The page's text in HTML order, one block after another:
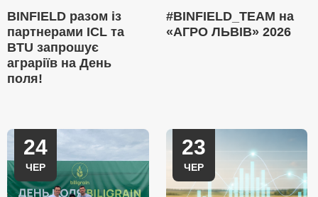
BINFIELD разом із
партнерами ICL та
BTU запрошує
аграріїв на День
поля!
#BINFIELD_TEAM на
«АГРО ЛЬВІВ» 2026
24
ЧЕР
23
ЧЕР